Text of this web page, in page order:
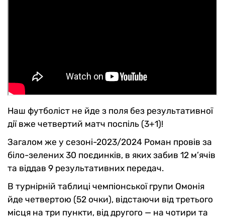
Наш футболіст не йде з поля без результативної
дії вже четвертий матч поспіль (3+1)!
Загалом же у сезоні-2023/2024 Роман провів за
біло-зелених 30 поєдинків, в яких забив 12 м’ячів
та віддав 9 результативних передач.
В турнірній таблиці чемпіонської групи Омонія
йде четвертою (52 очки), відстаючи від третього
місця на три пункти, від другого — на чотири та